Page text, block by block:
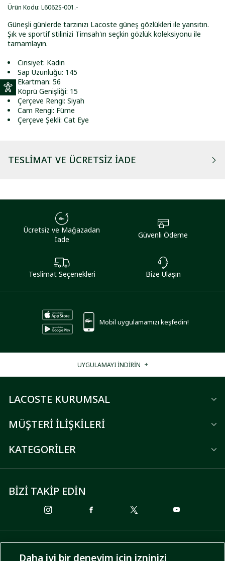
Ürün Kodu: L6062S-001 .-
Güneşli günlerde tarzınızı Lacoste güneş gözlükleri ile yansıtın.
Şık ve sportif stilinizi Timsah'ın seçkin gözlük koleksiyonu ile
tamamlayın.
Cinsiyet: Kadın
Sap Uzunluğu: 145
Ekartman: 56
Köprü Genişliği: 15
Çerçeve Rengi: Siyah
Cam Rengi: Füme
Çerçeve Şekli: Cat Eye
TESLIMAT VE ÜCRETSIZ İADE
Ücretsiz ve Mağazadan
İade
Güvenli Ödeme
Teslimat Seçenekleri Bize Ulaşın
Mobil uygulamamızı keşfedin!
UYGULAMAYI İNDİRİN
LACOSTE KURUMSAL
MÜŞTERİ İLİŞKİLERİ
KATEGORİLER
BİZİ TAKİP EDİN
ÖDEME SEÇENEKLERİ
Daha iyi bir deneyim için izninizi